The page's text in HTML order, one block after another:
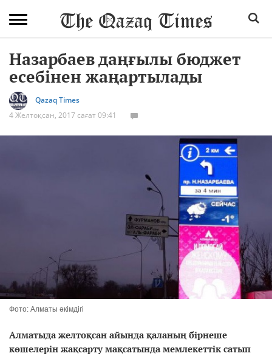
Назарбаев даңғылы бюджет
есебінен жаңартылады
Qazaq Times
4 Желтоқсан, 2017 сағат 09:41
Фото: Алматы әкімдігі
Алматыда желтоқсан айында қаланың бірнеше
көшелерін жақсарту мақсатында мемлекеттік сатып